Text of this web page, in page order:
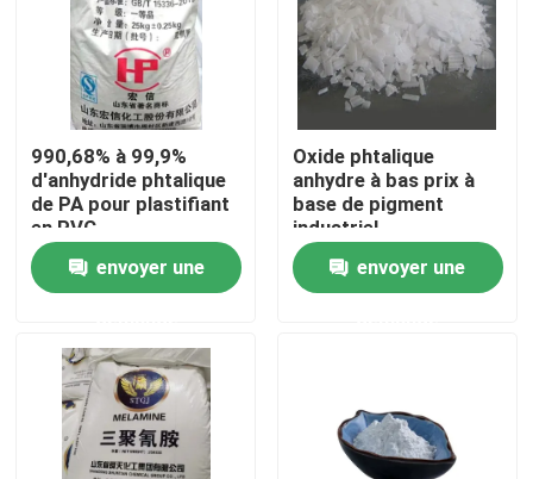
À la maison
Produits
À propos de nous
Visite de l'usine
990,68% à 99,9%
d'anhydride phtalique
de PA pour plastifiant
en PVC
envoyer une
Oxide phtalique
anhydre à bas prix à
base de pigment
industriel
envoyer une